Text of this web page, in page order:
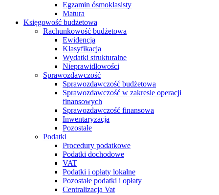
Egzamin ósmoklasisty
Matura
Księgowość budżetowa
Rachunkowość budżetowa
Ewidencja
Klasyfikacja
Wydatki strukturalne
Nieprawidłowości
Sprawozdawczość
Sprawozdawczość budżetowa
Sprawozdawczość w zakresie operacji
finansowych
Sprawozdawczość finansowa
Inwentaryzacja
Pozostałe
Podatki
Procedury podatkowe
Podatki dochodowe
VAT
Podatki i opłaty lokalne
Pozostałe podatki i opłaty
Centralizacja Vat